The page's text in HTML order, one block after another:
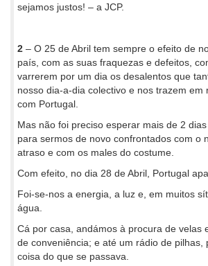
sejamos justos! – a JCP.
2 – O 25 de Abril tem sempre o efeito de
país, com as suas fraquezas e defeitos,
varrerem por um dia os desalentos que
nosso dia-a-dia colectivo e nos trazem em
com Portugal.
Mas não foi preciso esperar mais de 2
para sermos de novo confrontados com o
atraso e com os males do costume.
Com efeito, no dia 28 de Abril, Portugal
Foi-se-nos a energia, a luz e, em muitos
água.
Cá por casa, andámos à procura de velas
de conveniência; e até um rádio de pilhas,
coisa do que se passava.